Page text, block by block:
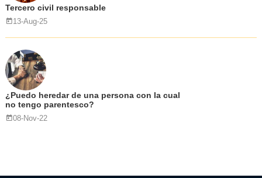
Tercero civil responsable
13-Aug-25
¿Puedo heredar de una persona con la cual
no tengo parentesco?
08-Nov-22